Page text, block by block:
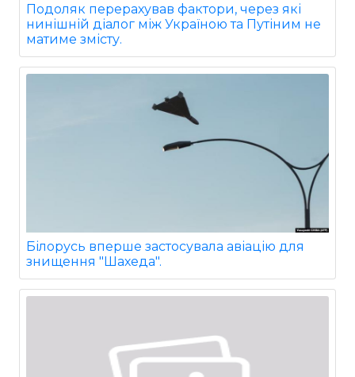
Подоляк перерахував фактори, через які
нинішній діалог між Україною та Путіним не
матиме змісту.
Білорусь вперше застосувала авіацію для
знищення "Шахеда".